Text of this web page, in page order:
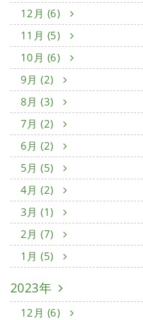
12月 (6)
11月 (5)
10月 (6)
9月 (2)
8月 (3)
7月 (2)
6月 (2)
5月 (5)
4月 (2)
3月 (1)
2月 (7)
1月 (5)
2023年
12月 (6)